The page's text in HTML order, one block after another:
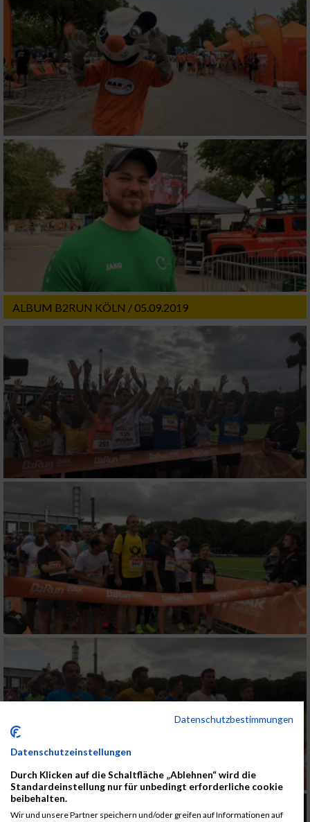
ALBUM B2RUN KÖLN / 05.09.2019
Datenschutzbestimmungen
Datenschutzeinstellungen
Durch Klicken auf die Schaltfläche „Ablehnen“ wird die
Standardeinstellung nur für unbedingt erforderliche cookie
beibehalten.
Wir und unsere Partner speichern und/oder greifen auf Informationen auf